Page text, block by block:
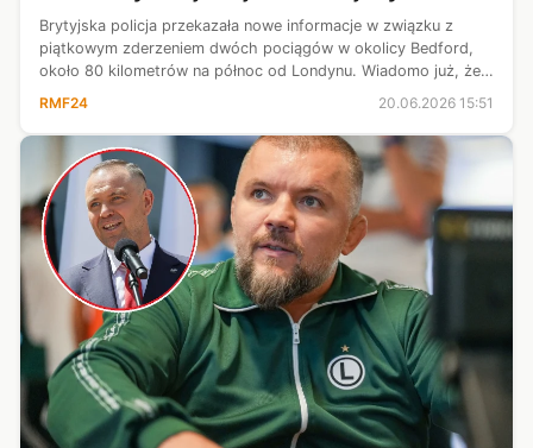
Brytyjska policja przekazała nowe informacje w związku z
piątkowym zderzeniem dwóch pociągów w okolicy Bedford,
około 80 kilometrów na północ od Londynu. Wiadomo już, że
RMF24 20.06.2026 15:51